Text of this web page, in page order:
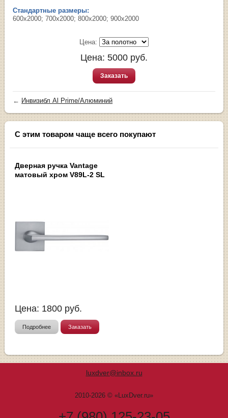
Стандартные размеры:
600х2000; 700х2000; 800х2000; 900х2000
Цена:
Цена: 5000 руб.
Заказать
← Инвизибл Al Prime/Алюминий
С этим товаром чаще всего покупают
Дверная ручка Vantage
матовый хром V89L-2 SL
Цена: 1800 руб.
Подробнее Заказать
luxdver@inbox.ru
2010-2026 © «LuxDver.ru»